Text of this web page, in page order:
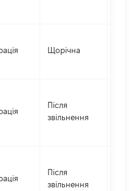
Щорічна
Після
звільнення
Після
звільнення